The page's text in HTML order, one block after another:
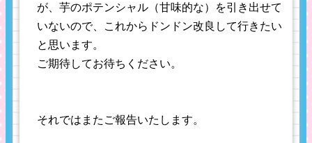
が、芋のポテンシャル（甘味的な）を引き出せて
いないので、これからドンドン改良して行きたい
と思います。
ご期待してお待ちください。
それではまたご報告いたします。